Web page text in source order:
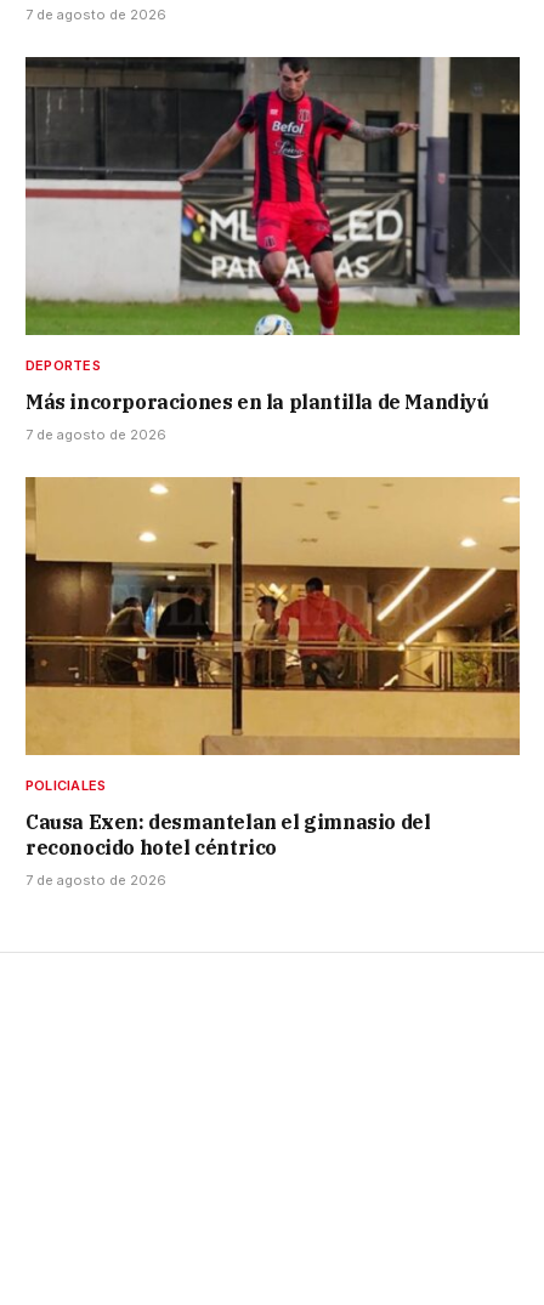
7 de agosto de 2026
DEPORTES
Más incorporaciones en la plantilla de Mandiyú
7 de agosto de 2026
POLICIALES
Causa Exen: desmantelan el gimnasio del
reconocido hotel céntrico
7 de agosto de 2026